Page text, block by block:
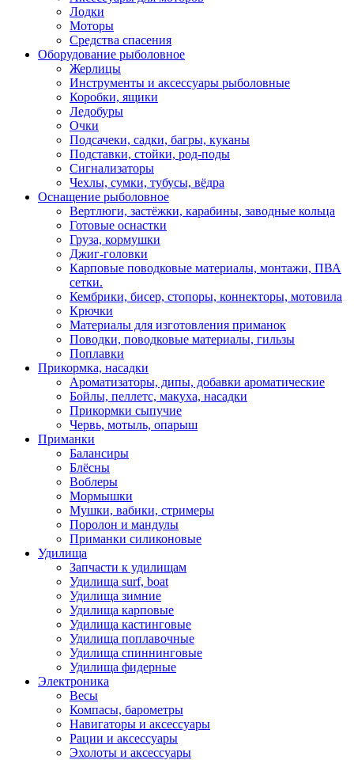
Лодки
Моторы
Средства спасения
Оборудование рыболовное
Жерлицы
Инструменты и аксессуары рыболовные
Коробки, ящики
Ледобуры
Очки
Подсачеки, садки, багры, куканы
Подставки, стойки, род-поды
Сигнализаторы
Чехлы, сумки, тубусы, вёдра
Оснащение рыболовное
Вертлюги, застёжки, карабины, заводные кольца
Готовые оснастки
Груза, кормушки
Джиг-головки
Карповые поводковые материалы, монтажи, ПВА
сетки.
Кембрики, бисер, стопоры, коннекторы, мотовила
Крючки
Материалы для изготовления приманок
Поводки, поводковые материалы, гильзы
Поплавки
Прикормка, насадки
Ароматизаторы, дипы, добавки ароматические
Бойлы, пеллетс, макуха, насадки
Прикормки сыпучие
Червь, мотыль, опарыш
Приманки
Балансиры
Блёсны
Воблеры
Мормышки
Мушки, вабики, стримеры
Поролон и мандулы
Приманки силиконовые
Удилища
Запчасти к удилищам
Удилища surf, boat
Удилища зимние
Удилища карповые
Удилища кастинговые
Удилища поплавочные
Удилища спиннинговые
Удилища фидерные
Электроника
Весы
Компасы, барометры
Навигаторы и аксессуары
Рации и аксессуары
Эхолоты и аксессуары